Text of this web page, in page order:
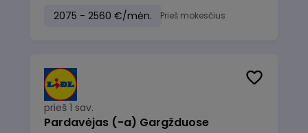
2075 - 2560 €/mėn. Prieš mokesčius
prieš 1 sav.
Pardavėjas (-a) Gargžduose